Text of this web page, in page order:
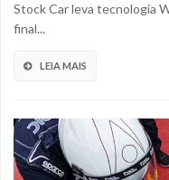
Stock Car leva tecnologia
final...
LEIA MAIS